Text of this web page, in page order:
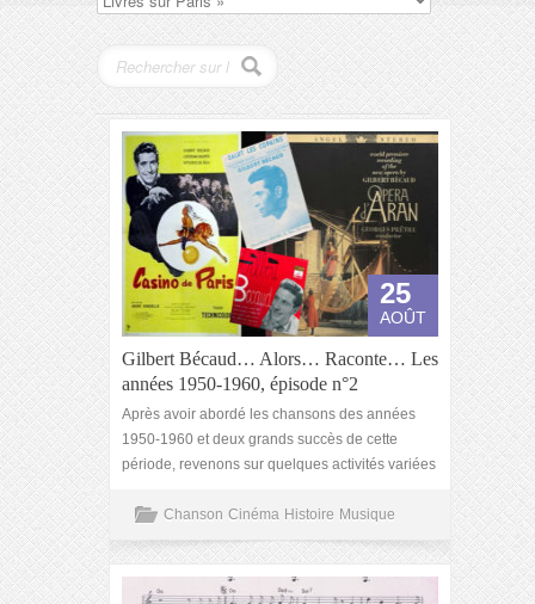
25
AOÛT
Gilbert Bécaud… Alors… Raconte… Les
années 1950-1960, épisode n°2
Après avoir abordé les chansons des années
1950-1960 et deux grands succès de cette
période, revenons sur quelques activités variées
Chanson Cinéma Histoire Musique